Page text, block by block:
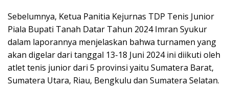
Sebelumnya, Ketua Panitia Kejurnas TDP Tenis Junior
Piala Bupati Tanah Datar Tahun 2024 Imran Syukur
dalam laporannya menjelaskan bahwa turnamen yang
akan digelar dari tanggal 13-18 Juni 2024 ini diikuti oleh
atlet tenis junior dari 5 provinsi yaitu Sumatera Barat,
Sumatera Utara, Riau, Bengkulu dan Sumatera Selatan.